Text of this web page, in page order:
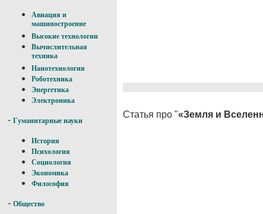
Авиация и
машиностроение
Высокие технологии
Вычислительная
техника
Нанотехнология
Роботехника
Энергетика
Электроника
- Гуманитарные науки
История
Психология
Социология
Экономика
Философия
- Общество
Статья про "«Земля и